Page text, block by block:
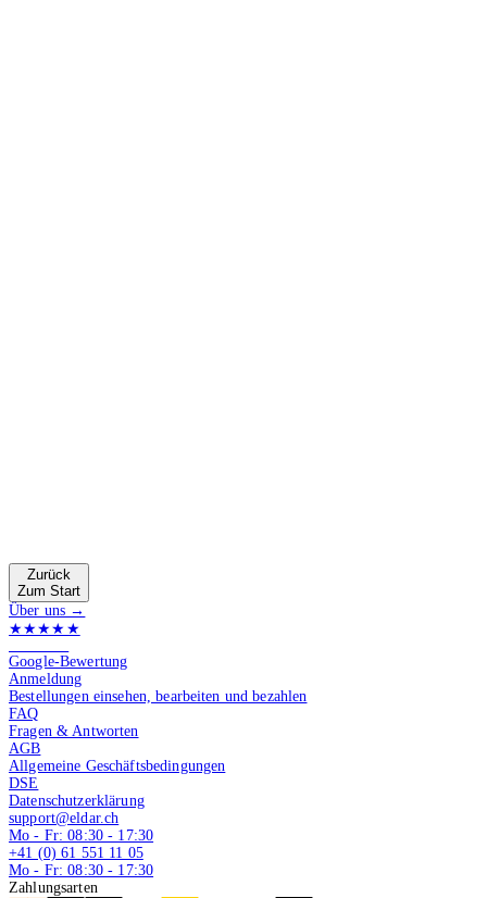
Zurück
Zum Start
Über uns →
★★★★★
Google-Bewertung
Anmeldung
Bestellungen einsehen, bearbeiten und bezahlen
FAQ
Fragen & Antworten
AGB
Allgemeine Geschäftsbedingungen
DSE
Datenschutzerklärung
support@eldar.ch
Mo - Fr: 08:30 - 17:30
+41 (0) 61 551 11 05
Mo - Fr: 08:30 - 17:30
Zahlungsarten